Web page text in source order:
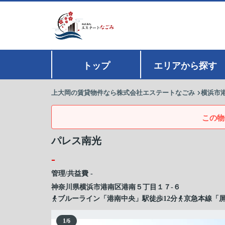
トップ エリアから探す
上大岡の賃貸物件なら株式会社エステートなごみ 横浜市
この
パレス南光
-
管理/共益費 -
神奈川県横浜市港南区港南 ５丁目１７-６
ブルーライン「港南中央」駅徒歩12分
京急本線「
1/6